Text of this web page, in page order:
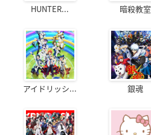
HUNTER... 暗殺教室
アイドリッシ... 銀魂